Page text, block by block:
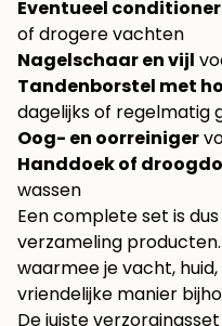
Eventueel
of drogere vachten
Nagelschaar en vijl
Tandenborstel met
dagelijks of regelmatig
Oog- en oorreiniger
Handdoek of
wassen
Een complete set is
verzameling
waarmee je vacht,
vriendelijke manier
De juiste